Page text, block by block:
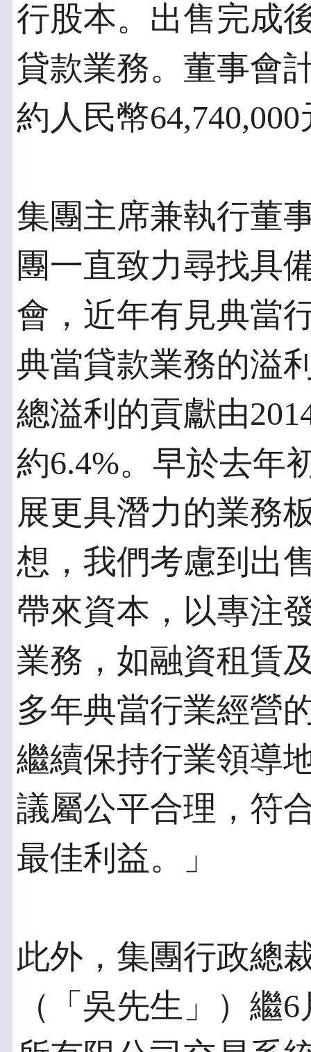
行股本。出售完成
貸款業務。董事會
約人民幣
集團主席兼執行董
團一直致力尋找具
會，近年有見典當
典當貸款業務的溢
總溢利的貢獻由
約6.4%。早於去年
展更具潛力的業務
想，我們考慮到出
帶來資本，以專注
業務，如融資租賃
多年典當行業經營
繼續保持行業領導
議屬公平合理，符
最佳利益。」
此外，集團行政總
（「吳先生」）繼